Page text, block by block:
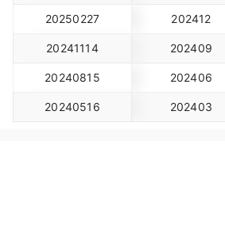
20250227 202412
20241114 202409
20240815 202406
20240516 202403